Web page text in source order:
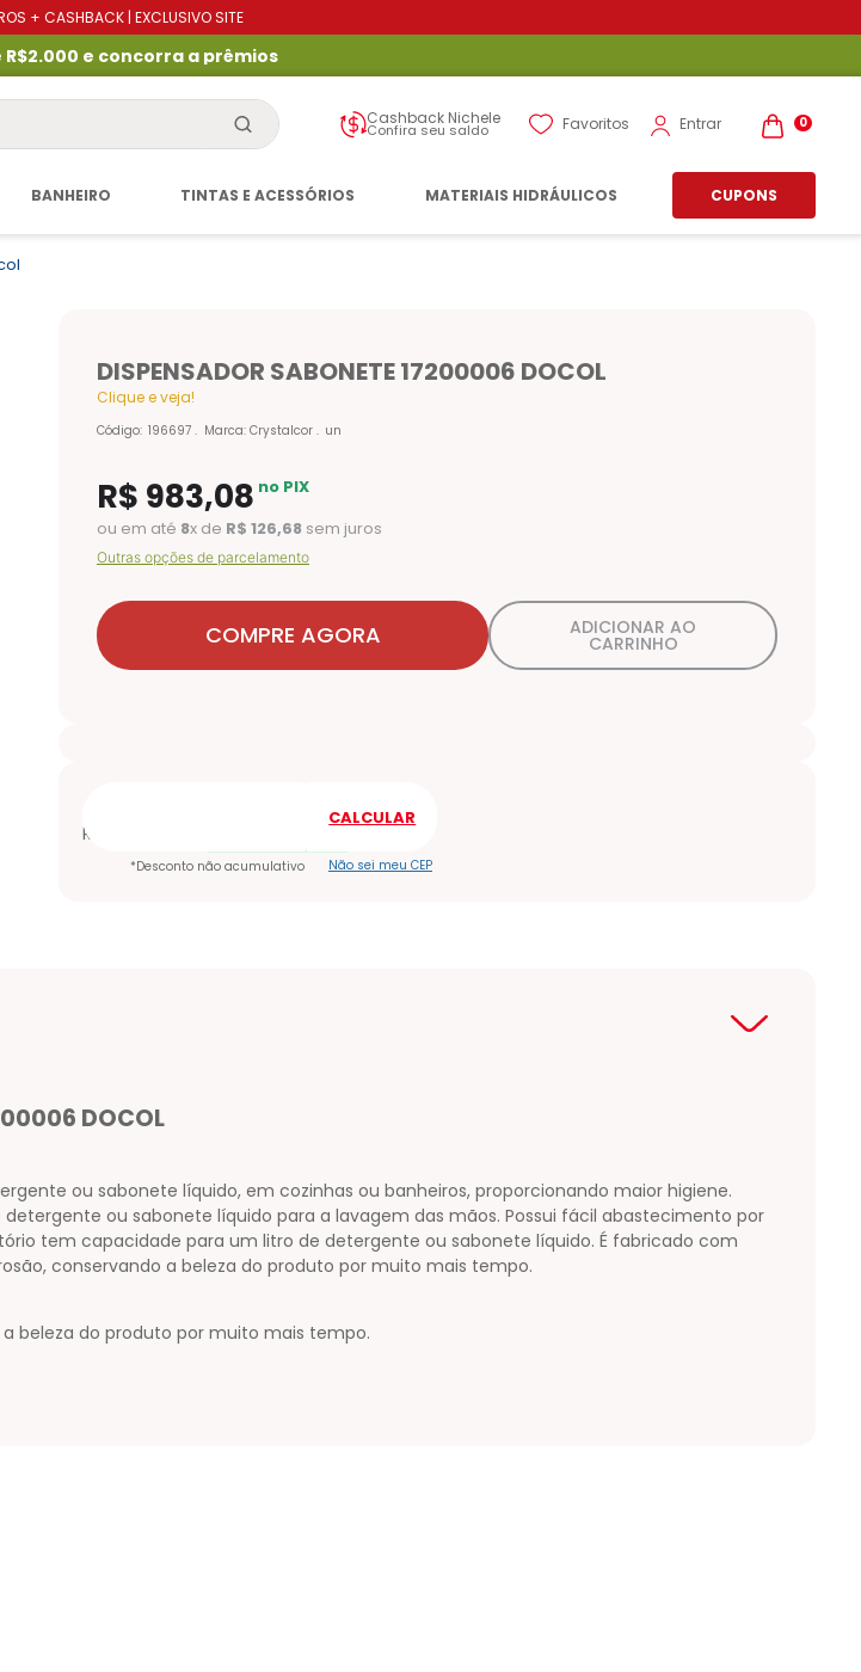
+ CASHBACK | EXCLUSIVO SITE
e concorra a prêmios
Cashback Nichele
Confira seu saldo Favoritos Entrar 0
BANHEIRO TINTAS E ACESSÓRIOS MATERIAIS HIDRÁULICOS CUPONS
DISPENSADOR SABONETE 17200006 DOCOL
Clique e veja!
Código: 196697 Marca: Crystalcor un
R$ 983,08 no PIX
ou em até 8x de R$ 126,68 sem juros
Outras opções de parcelamento
COMPRE AGORA ADICIONAR AO
CARRINHO
Não sei meu CEP
DOCOL
ou sabonete líquido, em cozinhas ou banheiros, proporcionando maior higiene.
ou sabonete líquido para a lavagem das mãos. Possui fácil abastecimento por
tem capacidade para um litro de detergente ou sabonete líquido. É fabricado com
conservando a beleza do produto por muito mais tempo.
beleza do produto por muito mais tempo.